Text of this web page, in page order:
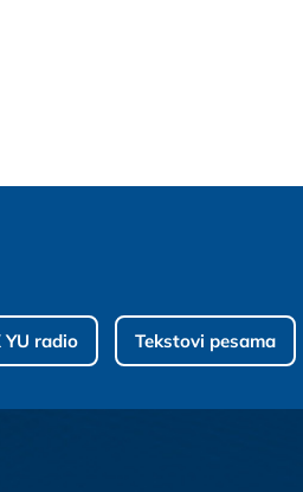
YU radio Tekstovi pesama